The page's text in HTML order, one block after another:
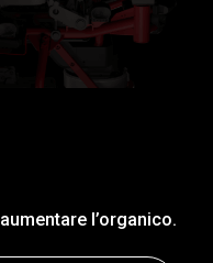
l’organico.